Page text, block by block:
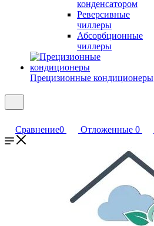
конденсатором
Реверсивные
чиллеры
Абсорбционные
чиллеры
Прецизионные кондиционеры
Сравнение0 Отложенные 0